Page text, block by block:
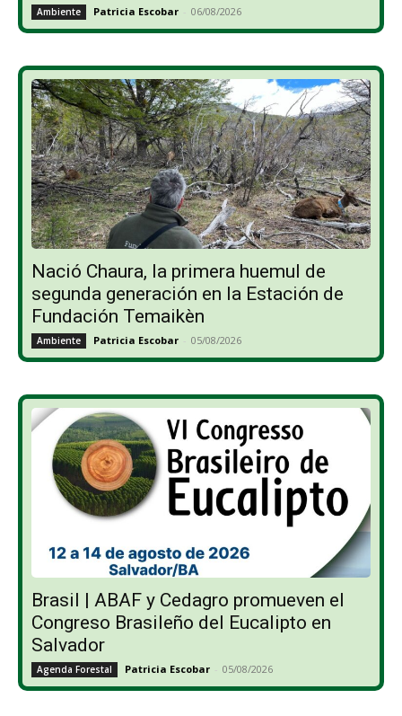
Ambiente Patricia Escobar - 06/08/2026
Nació Chaura, la primera huemul de
segunda generación en la Estación de
Fundación Temaikèn
Ambiente Patricia Escobar - 05/08/2026
Brasil | ABAF y Cedagro promueven el
Congreso Brasileño del Eucalipto en
Salvador
Agenda Forestal Patricia Escobar - 05/08/2026